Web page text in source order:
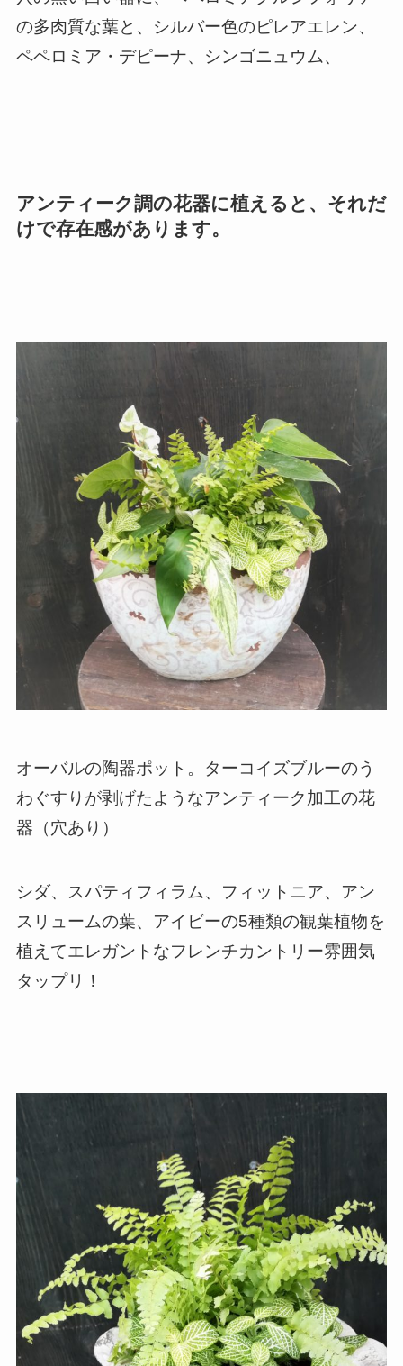
の多肉質な葉と、シルバー色のピレアエレン、
ペペロミア・デピーナ、シンゴニュウム、
アンティーク調の花器に植えると、それだ
けで存在感があります。
オーバルの陶器ポット。ターコイズブルーのう
わぐすりが剥げたようなアンティーク加工の花
器（穴あり）
シダ、スパティフィラム、フィットニア、アン
スリュームの葉、アイビーの5種類の観葉植物を
植えてエレガントなフレンチカントリー雰囲気
タップリ！